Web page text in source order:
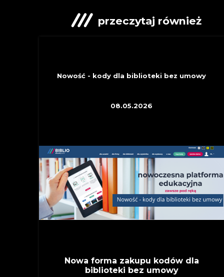
przeczytaj również
Nowość - kody dla biblioteki bez umowy
08.05.2026
Nowa forma zakupu kodów dla
biblioteki bez umowy